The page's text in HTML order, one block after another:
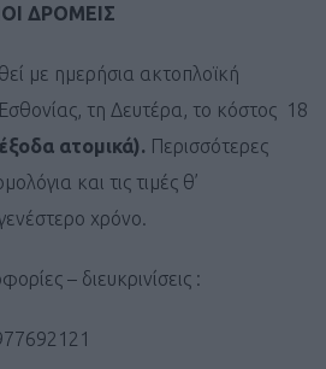
ΔΡΟΜΕΙΣ
με ημερήσια ακτοπλοϊκή
τη Δευτέρα, το κόστος 18
ατομικά). Περισσότερες
και τις τιμές θ’
χρόνο.
– διευκρινίσεις :